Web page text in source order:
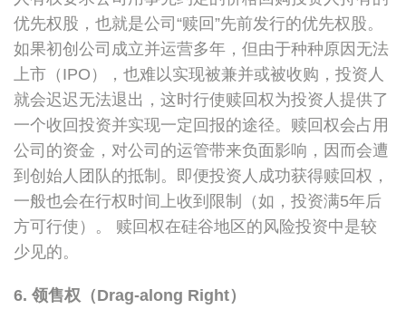
优先权股，也就是公司“赎回”先前发行的优先权股。
如果初创公司成立并运营多年，但由于种种原因无法
上市（IPO），也难以实现被兼并或被收购，投资人
就会迟迟无法退出，这时行使赎回权为投资人提供了
一个收回投资并实现一定回报的途径。赎回权会占用
公司的资金，对公司的运管带来负面影响，因而会遭
到创始人团队的抵制。即便投资人成功获得赎回权，
一般也会在行权时间上收到限制（如，投资满5年后
方可行使）。 赎回权在硅谷地区的风险投资中是较
少见的。
6. 领售权（Drag-along Right）